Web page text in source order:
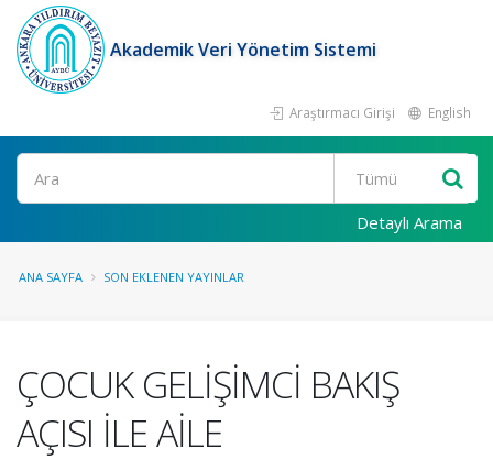
Akademik Veri Yönetim Sistemi
Araştırmacı Girişi English
Ara
Detaylı Arama
ANA SAYFA SON EKLENEN YAYINLAR
ÇOCUK GELİŞİMCİ BAKIŞ
AÇISI İLE AİLE